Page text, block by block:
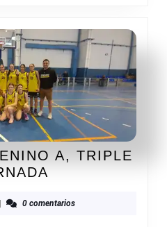
A, TRIPLE
A,
0 comentarios